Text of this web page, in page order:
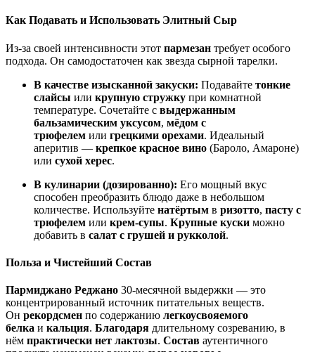
Как Подавать и Использовать Элитный Сыр
Из-за своей интенсивности этот пармезан требует особого
подхода. Он самодостаточен как звезда сырной тарелки.
В качестве изысканной закуски: Подавайте тонкие
слайсы или крупную стружку при комнатной
температуре. Сочетайте с выдержанным
бальзамическим уксусом, мёдом с
трюфелем или грецкими орехами. Идеальный
аперитив — крепкое красное вино (Бароло, Амароне)
или сухой херес.
В кулинарии (дозированно): Его мощный вкус
способен преобразить блюдо даже в небольшом
количестве. Используйте натёртым в ризотто, пасту с
трюфелем или крем-супы. Крупные куски можно
добавить в салат с грушей и рукколой.
Польза и Чистейший Состав
Пармиджано Реджано 30-месячной выдержки — это
концентрированный источник питательных веществ.
Он рекордсмен по содержанию легкоусвояемого
белка и кальция. Благодаря длительному созреванию, в
нём практически нет лактозы. Состав аутентичного